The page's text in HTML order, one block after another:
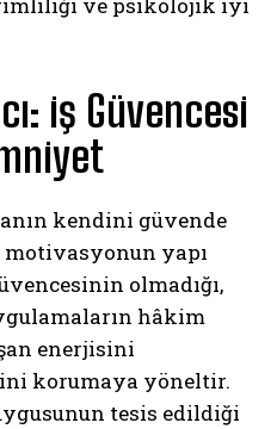
iş Güvencesi
kendini güvende
yapı
olmadığı,
hâkim
enerjisini
korumaya yöneltir.
tesis edildiği